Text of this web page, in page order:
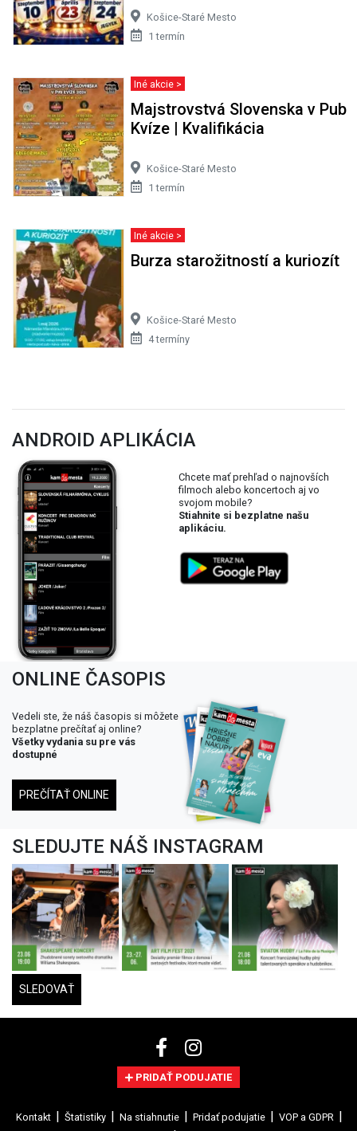
Košice-Staré Mesto
1 termín
Iné akcie >
Majstrovstvá Slovenska v Pub
Kvíze | Kvalifikácia
Košice-Staré Mesto
1 termín
Iné akcie >
Burza starožitností a kuriozít
Košice-Staré Mesto
4 termíny
ANDROID APLIKÁCIA
Chcete mať prehľad o najnovších
filmoch alebo koncertoch aj vo
svojom mobile?
Stiahnite si bezplatne našu
aplikáciu.
ONLINE ČASOPIS
Vedeli ste, že náš časopis si môžete
bezplatne prečítať aj online?
Všetky vydania su pre vás
dostupné
PREČÍTAŤ ONLINE
SLEDUJTE NÁŠ INSTAGRAM
SLEDOVAŤ
PRIDAŤ PODUJATIE
Kontakt Štatistiky Na stiahnutie Pridať podujatie
VOP a GDPR